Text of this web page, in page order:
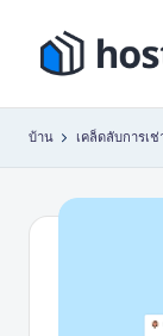
ที่
เนื้อหาฮ
เ
ท็
การ
บ้าน เคล็ดลับการเ